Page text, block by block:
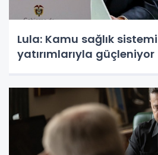
Lula: Kamu sağlık
yatırımlarıyla güçleniyor